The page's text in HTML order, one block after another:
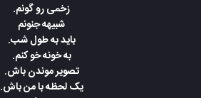
زخمی رو گونم.
شبیهه جنونم
باید به طول شب.
به خونه خو کنم.
تصویر موندن باش.
یک لحظه با من باش.